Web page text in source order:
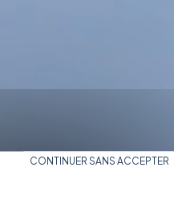
CONTINUER SANS ACCEPTER